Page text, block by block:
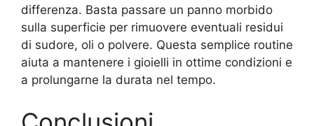
differenza. Basta passare un panno morbido
sulla superficie per rimuovere eventuali residui
di sudore, oli o polvere. Questa semplice routine
aiuta a mantenere i gioielli in ottime condizioni e
a prolungarne la durata nel tempo.